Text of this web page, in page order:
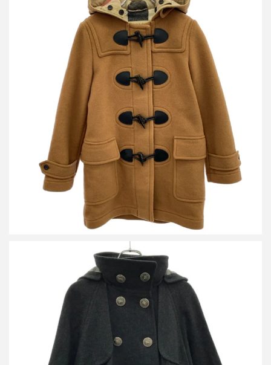
バーバリー THE MERSEY ノバチェックライニングダッフルコー
ト 8036366
買取金額円
詳しく見る
バーバリー ブルーレーベル メルトンウールケープ FNF01-540-08
買取金額12,000円